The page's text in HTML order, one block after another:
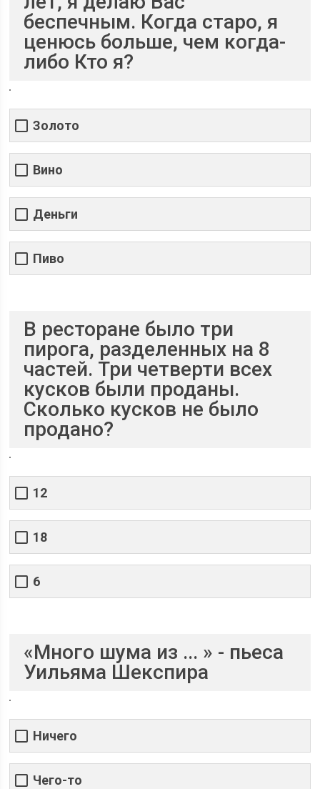
беспечным. Когда старо, я
ценюсь больше, чем когда-
либо Кто я?
Золото
Вино
Деньги
Пиво
В ресторане было три
пирога, разделенных на 8
частей. Три четверти всех
кусков были проданы.
Сколько кусков не было
продано?
12
18
6
«Много шума из ... » - пьеса
Уильяма Шекспира
Ничего
Чего-то